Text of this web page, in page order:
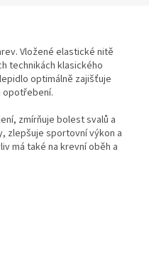
Vložené elastické nitě
technikách klasického
optimálně zajišťuje
opotřebení.
zmírňuje bolest svalů a
zlepšuje sportovní výkon a
má také na krevní oběh a